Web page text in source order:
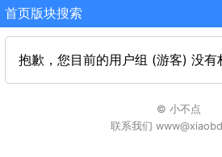
首页版块搜索
抱歉，您目前的用户组 (游客) 没有
© 小不点
联系我们